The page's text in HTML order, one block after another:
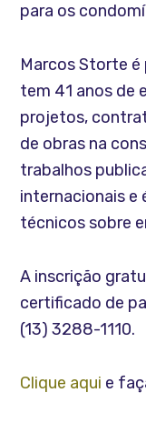
para os
Marcos Storte
tem 41 anos de
projetos,
de obras na
trabalhos
internacionais e
técnicos sobre
A inscrição
certificado de
(13) 3288-1110.
Clique aqui e